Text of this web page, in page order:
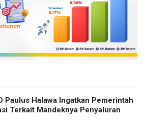
Paulus Halawa Ingatkan Pemerintah
Terkait Mandeknya Penyaluran